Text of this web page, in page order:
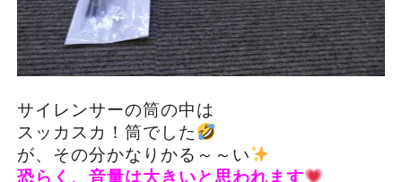
サイレンサーの筒の中は
スッカスカ！筒でした
が、その分かなりかる～～い
恐らく、音量は大きいと思われます